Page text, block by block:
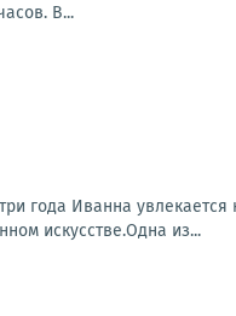
В...
года Иванна увлекается
искусстве.Одна из...